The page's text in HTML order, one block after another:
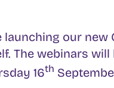
launching our new
The webinars
16th